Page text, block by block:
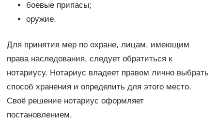
боевые припасы;
оружие.
Для принятия мер по охране, лицам, имеющим
права наследования, следует обратиться к
нотариусу. Нотариус владеет правом лично выбрать
способ хранения и определить для этого место.
Своё решение нотариус оформляет
постановлением.